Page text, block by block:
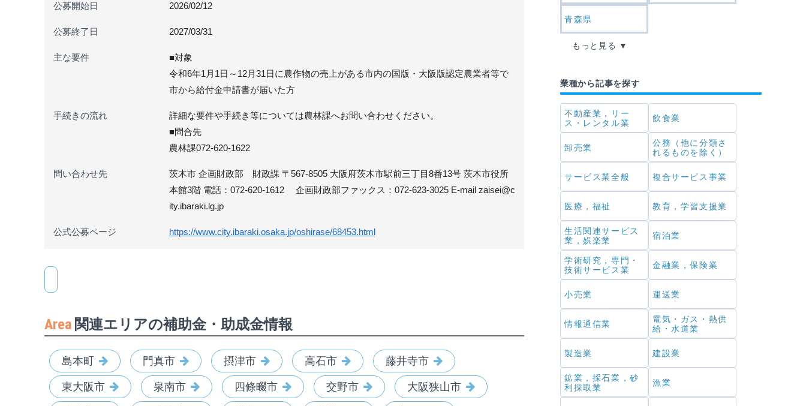
公募開始日 2026/02/12
公募終了日 2027/03/31
主な要件
■対象
令和6年1月1日～12月31日に農作物の売上がある市内の国版・大阪版認定農業者等で
市から給付金申請書が届いた方
手続きの流れ
詳細な要件や手続き等については農林課へお問い合わせください。
■問合先
農林課072-620-1622
問い合わせ先
茨木市 企画財政部 財政課 〒567-8505 大阪府茨木市駅前三丁目8番13号 茨木市役所
本館3階 電話：072-620-1612 企画財政部ファックス：072-623-3025 E-mail zaisei@c
ity.ibaraki.lg.jp
公式公募ページ https://www.city.ibaraki.osaka.jp/oshirase/68453.html
Area 関連エリアの補助金・助成金情報
島本町 門真市 摂津市 高石市 藤井寺市
東大阪市 泉南市 四條畷市 交野市 大阪狭山市
青森県
もっと見る
業種から記事を探す
不動産業，リー
ス・レンタル業
飲食業
卸売業
公務（他に分類さ
れるものを除く）
サービス業全般 複合サービス事業
医療，福祉 教育，学習支援業
生活関連サービス
業，娯楽業
宿泊業
学術研究，専門・
技術サービス業
金融業，保険業
小売業 運送業
情報通信業
電気・ガス・熱供
給・水道業
製造業 建設業
鉱業，採石業，砂
利採取業
漁業